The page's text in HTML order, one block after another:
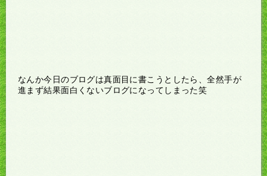
なんか今日のブログは真面目に書こうとしたら、全然手が
進まず結果面白くないブログになってしまった笑